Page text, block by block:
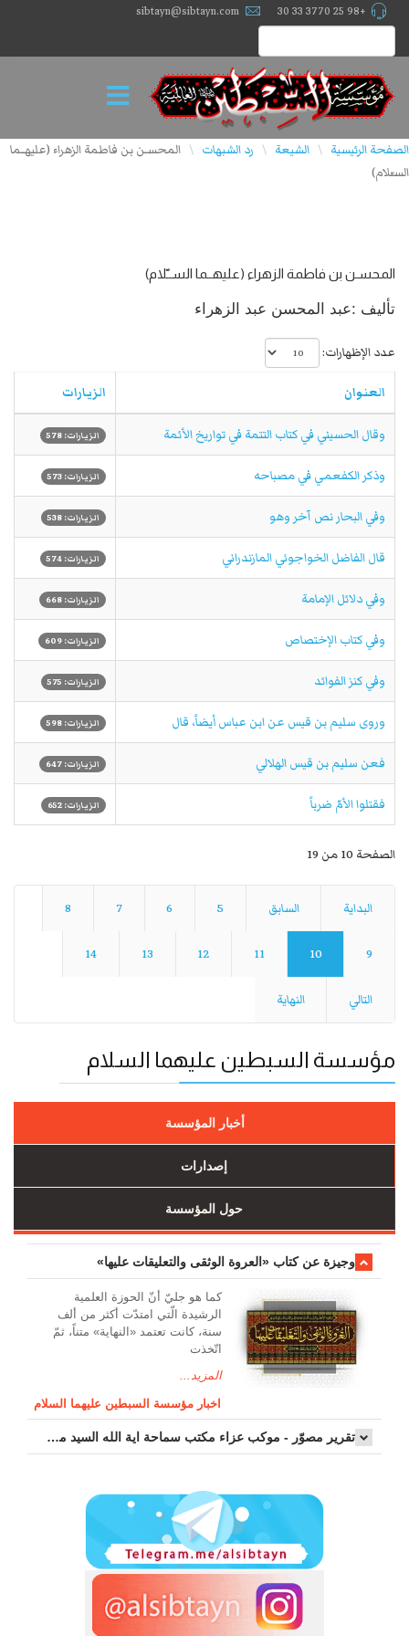
+98 25 3770 33 30
sibtayn@sibtayn.com
الصفحة الرئيسية \ الشيعة \ رد الشبهات \ المحسـن بن فاطمة الزهراء (عليهــما
الســّلام)
المحسـن بن فاطمة الزهراء (عليهــما الســّلام)
تأليف :عبد المحسن عبد الزهراء
عدد الإظهارات:
العنوان الزيارات
وقال الحسيني في كتاب التتمة في تواريخ الأئمة الزيارات: 578
وذكر الكفعمي في مصباحه الزيارات: 573
وفي البحار نص آخر وهو الزيارات: 538
قال الفاضل الخواجوئي المازندراني الزيارات: 574
وفي دلائل الإمامة الزيارات: 668
وفي كتاب الإختصاص الزيارات: 609
وفي كنز الفوائد الزيارات: 575
وروى سليم بن قيس عن ابن عباس أيضاً، قال الزيارات: 598
فعن سليم بن قيس الهلالي الزيارات: 647
فقتلوا الأمّ ضرباً الزيارات: 652
الصفحة 10 من 19
البداية السابق 5
6
7
8
9
10
11
12
13
14
التالي النهاية
مؤسسة السبطين عليهما السلام
أخبار المؤسسة
إصدارات
حول المؤسسة
وجیزة عن کتاب «العروة الوثقی والتعلیقات علیها»
کما هو جليّ أنّ الحوزة العلمیة
الرشیدة الّتي امتدّت أكثر من ألف
سنة، كانت تعتمد «النهاية» متناً، ثمّ
اتّخذت
المزيد...
اخبار مؤسسة السبطين عليهما السلام
تقرير مصوّر - موكب عزاء مکتب سماحة اية الله السيد مرتضى الموسوي الاصفهاني في يوم إستشهاد السيدة فاطم...